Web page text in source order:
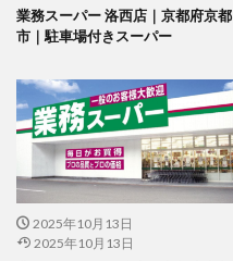
業務スーパー 洛西店｜京都府京都
市｜駐車場付きスーパー
2025年10月13日
2025年10月13日